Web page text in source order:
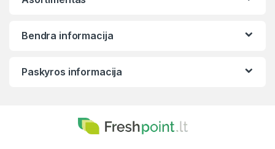
Bendra informacija
Paskyros informacija